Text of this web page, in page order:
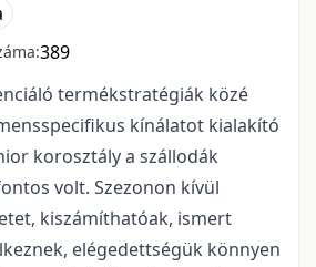
389
termékstratégiák közé
kínálatot kialakító
korosztály a szállodák
volt. Szezonon kívül
kiszámíthatóak, ismert
elégedettségük könnyen